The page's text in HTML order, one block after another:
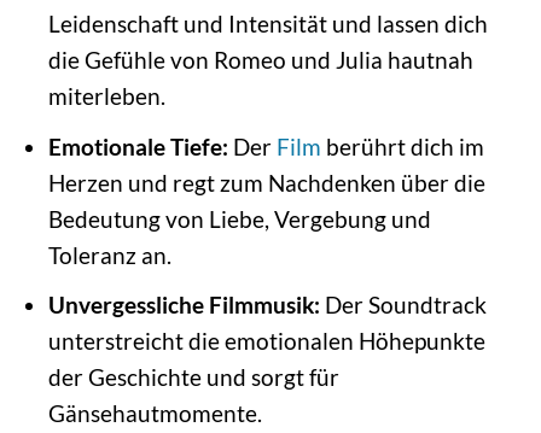
Leidenschaft und Intensität und lassen dich
die Gefühle von Romeo und Julia hautnah
miterleben.
Emotionale Tiefe: Der Film berührt dich im
Herzen und regt zum Nachdenken über die
Bedeutung von Liebe, Vergebung und
Toleranz an.
Unvergessliche Filmmusik: Der Soundtrack
unterstreicht die emotionalen Höhepunkte
der Geschichte und sorgt für
Gänsehautmomente.